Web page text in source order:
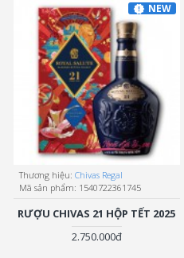
NEW
Thương hiệu: Chivas Regal
Mã sản phẩm: 1540722361745
RƯỢU CHIVAS 21 HỘP TẾT 2025
2.750.000đ